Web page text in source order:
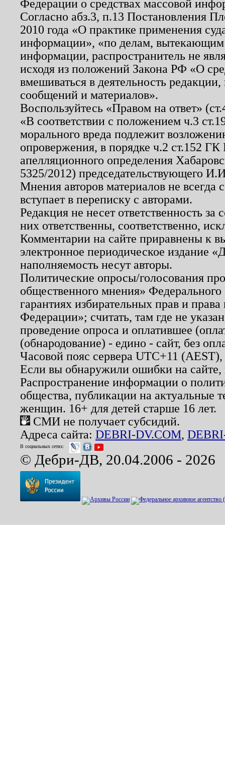
Федерации о средствах массовой
Согласно абз.3, п.13 Постановления
2010 года «О практике применения
информации», «по делам, вытекающим
информации, распространитель не
исходя из положений Закона РФ «О
вмешиваться в деятельность
сообщений и материалов».
Воспользуйтесь «Правом на ответ»
«В соответствии с положением ч.3
морального вреда подлежит
опровержения, в порядке ч.2 ст.152
апелляционного определения
5325/2012) председательствующего
Мнения авторов материалов не
вступает в переписку с авторами.
Редакция не несет ответственность
них ответственны, соответственно,
Комментарии на сайте приравнены к
электронное периодическое издание
наполняемость несут авторы.
Политические опросы/голосования
общественного мнения»
гарантиях избирательных прав и
Федерации»; считать, там где не
проведение опроса и оплатившее
(обнародование) - едино - сайт, без
Часовой пояс сервера UTC+11
Если вы обнаружили ошибки на
Распространение информации о
общества, публикации на актуальные
женщин. 16+ для детей старше 16 лет.
СМИ не получает субсидий.
Адреса сайта: DEBRI-DV.COM,
В социальных сетях:
© Дебри-ДВ, 20.04.2006 - 2026